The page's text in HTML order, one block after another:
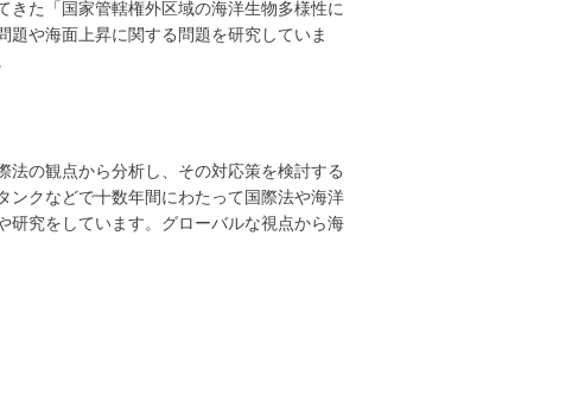
た「国家管轄権外区域の海洋生物多様性に
や海面上昇に関する問題を研究していま
の観点から分析し、その対応策を検討する
ンクなどで十数年間にわたって国際法や海洋
研究をしています。グローバルな視点から海